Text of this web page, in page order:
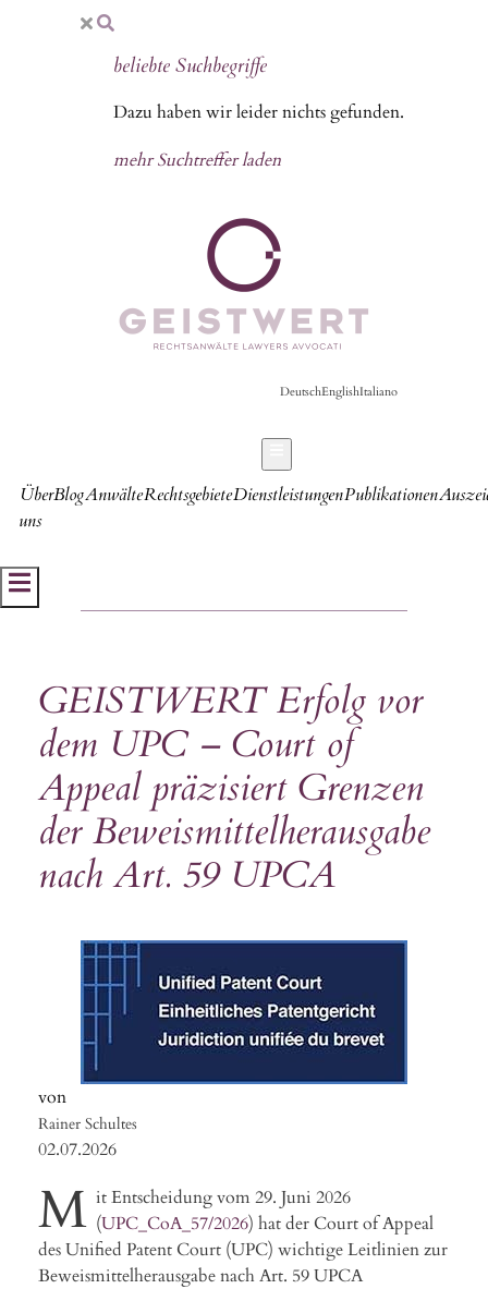
beliebte Suchbegriffe
Dazu haben wir leider nichts gefunden.
mehr Suchtreffer laden
DeutschEnglishItaliano
Über
uns
BlogAnwälteRechtsgebieteDienstleistungenPublikationen
Hamburger Toggle Menu
GEISTWERT Erfolg vor
dem UPC – Court of
Appeal präzisiert Grenzen
der Beweismittelherausgabe
nach Art. 59 UPCA
Rainer Schultes
02.07.2026
M it Entscheidung vom 29. Juni 2026
(UPC_CoA_57/2026) hat der Court of Appeal
des Unified Patent Court (UPC) wichtige Leitlinien zur
Beweismittelherausgabe nach Art. 59 UPCA